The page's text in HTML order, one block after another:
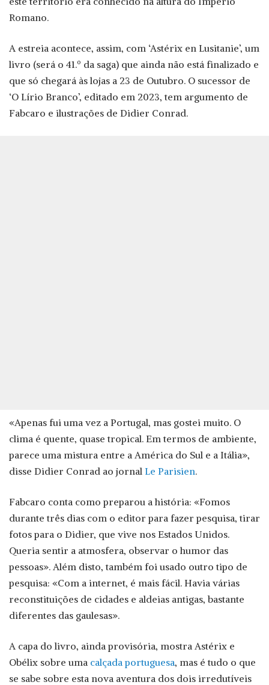
Romano.
A estreia acontece, assim, com ‘Astérix en Lusitanie’, um
livro (será o 41.º da saga) que ainda não está finalizado e
que só chegará às lojas a 23 de Outubro. O sucessor de
‘O Lírio Branco’, editado em 2023, tem argumento de
Fabcaro e ilustrações de Didier Conrad.
«Apenas fui uma vez a Portugal, mas gostei muito. O
clima é quente, quase tropical. Em termos de ambiente,
parece uma mistura entre a América do Sul e a Itália»,
disse Didier Conrad ao jornal Le Parisien.
Fabcaro conta como preparou a história: «Fomos
durante três dias com o editor para fazer pesquisa, tirar
fotos para o Didier, que vive nos Estados Unidos.
Queria sentir a atmosfera, observar o humor das
pessoas». Além disto, também foi usado outro tipo de
pesquisa: «Com a internet, é mais fácil. Havia várias
reconstituições de cidades e aldeias antigas, bastante
diferentes das gaulesas».
A capa do livro, ainda provisória, mostra Astérix e
Obélix sobre uma calçada portuguesa, mas é tudo o que
se sabe sobre esta nova aventura dos dois irredutíveis